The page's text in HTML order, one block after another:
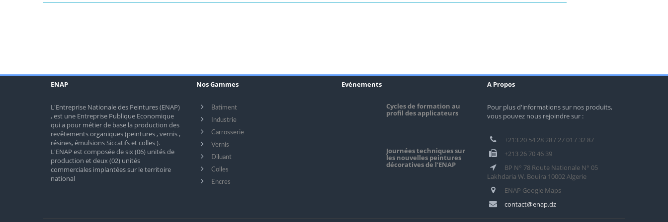
ENAP
L'Entreprise Nationale des Peintures (ENAP)
, est une Entreprise Publique Economique
qui a pour métier de base la production des
revêtements organiques (peintures , vernis ,
résines, émulsions Siccatifs et colles ).
L'ENAP est composée de six (06) unités de
production et deux (02) unités
commerciales implantées sur le territoire
national
Nos Gammes
Batiment
Industrie
Carrosserie
Vernis
Diluant
Colles
Encres
Evènements
Cycles de formation au
profil des applicateurs
Journées techniques sur
les nouvelles peintures
décoratives de l'ENAP
A Propos
Pour plus d'informations sur nos produits,
vous pouvez nous rejoindre sur :
+213 20 54 28 28 / 27 01 / 32 87
+213 26 70 46 39
BP N° 78 Route Nationale N° 05
Lakhdaria W. Bouira 10002 Algerie
ENAP Google Maps
contact@enap.dz